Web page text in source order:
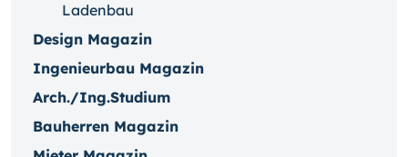
Ladenbau
Design Magazin
Ingenieurbau Magazin
Arch./Ing.Studium
Bauherren Magazin